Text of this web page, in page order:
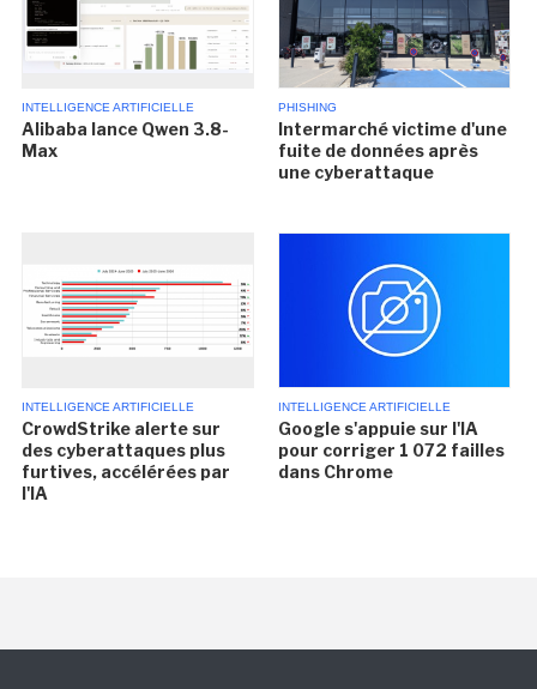
INTELLIGENCE ARTIFICIELLE
Alibaba lance Qwen 3.8-
Max
PHISHING
Intermarché victime d'une
fuite de données après
une cyberattaque
INTELLIGENCE ARTIFICIELLE
CrowdStrike alerte sur
des cyberattaques plus
furtives, accélérées par
l'IA
INTELLIGENCE ARTIFICIELLE
Google s'appuie sur l'IA
pour corriger 1 072 failles
dans Chrome